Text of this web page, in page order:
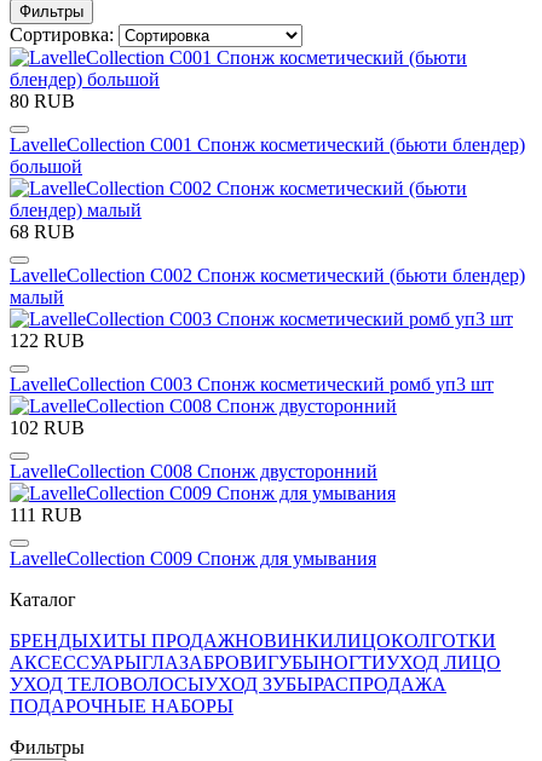
Фильтры
Сортировка:
80 RUB
LavelleCollection С001 Спонж косметический (бьюти блендер)
большой
68 RUB
LavelleCollection С002 Спонж косметический (бьюти блендер)
малый
122 RUB
LavelleCollection С003 Спонж косметический ромб уп3 шт
102 RUB
LavelleCollection С008 Спонж двусторонний
111 RUB
LavelleCollection С009 Спонж для умывания
Каталог
БРЕНДЫХИТЫ ПРОДАЖНОВИНКИЛИЦОКОЛГОТКИ
АКСЕССУАРЫГЛАЗАБРОВИГУБЫНОГТИУХОД ЛИЦО
УХОД ТЕЛОВОЛОСЫУХОД ЗУБЫРАСПРОДАЖА
ПОДАРОЧНЫЕ НАБОРЫ
Фильтры